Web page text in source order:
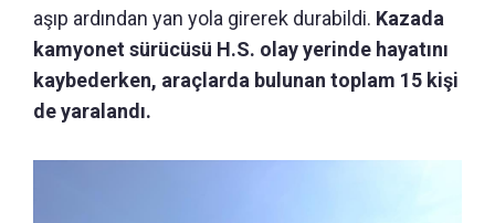
aşıp ardından yan yola girerek durabildi. Kazada
kamyonet sürücüsü H.S. olay yerinde hayatını
kaybederken, araçlarda bulunan toplam 15 kişi
de yaralandı.